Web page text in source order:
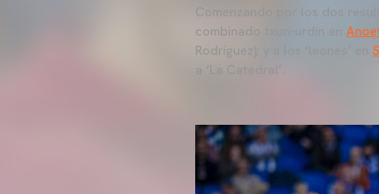
Comenzando por los dos
combinado txuri-urdin en
Rodríguez); y a los ‘leones’ en
a ‘La Catedral’.